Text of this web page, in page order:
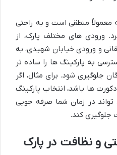
معمولاً منطقی است و به راحتی
ورودی های مختلف پارک، از
و ورودی خیابان شهیدی، به
به پارکینگ ها را ساده تر
جلوگیری شود. برای مثال، اگر
ها باشد، انتخاب پارکینگ
در زمان شما صرفه جویی
جلوگیری کند.
و نظافت در پارک